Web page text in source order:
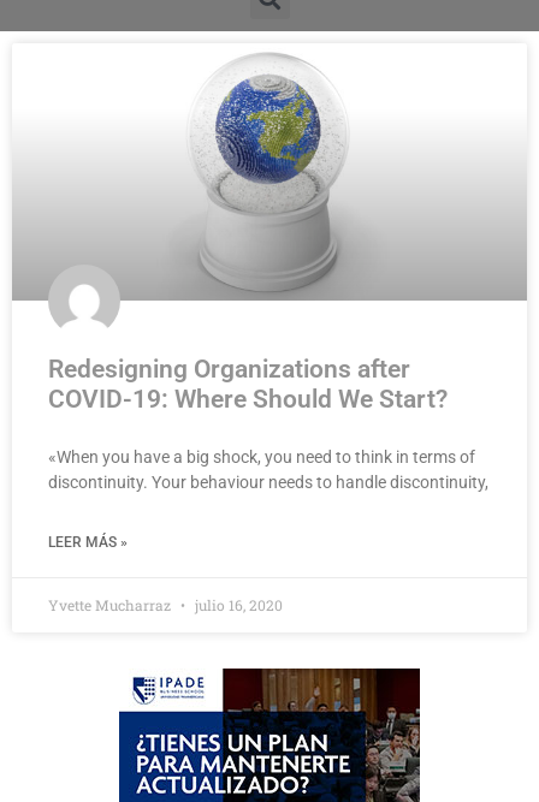
Redesigning Organizations after
COVID-19: Where Should We Start?
«When you have a big shock, you need to think in terms of
discontinuity. Your behaviour needs to handle discontinuity,
LEER MÁS »
Yvette Mucharraz julio 16, 2020